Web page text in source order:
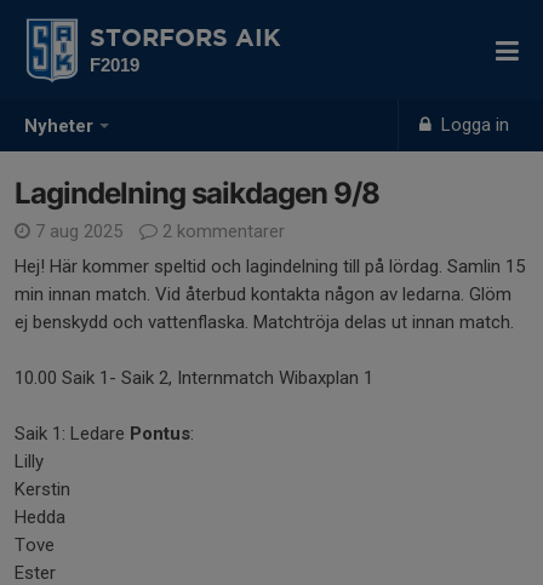
Nyheter Logga in
STORFORS AIK
F2019
Lagindelning saikdagen 9/8
7 aug 2025
2 kommentarer
Hej! Här kommer speltid och lagindelning till på lördag. Samlin 15
min innan match. Vid återbud kontakta någon av ledarna. Glöm
ej benskydd och vattenflaska. Matchtröja delas ut innan match.
10.00 Saik 1- Saik 2, Internmatch Wibaxplan 1
Saik 1: Ledare Pontus:
Lilly
Kerstin
Hedda
Tove
Ester